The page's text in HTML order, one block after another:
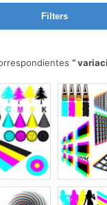
Filters